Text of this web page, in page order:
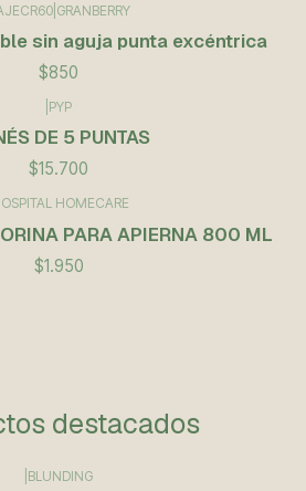
GRANBERRY
sin aguja punta excéntrica
$850
PYP
DE 5 PUNTAS
$15.700
HOMECARE
PARA APIERNA 800 ML
$1.950
destacados
BLUNDING